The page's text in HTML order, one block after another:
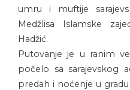
umru i muftije
Medžlisa Islamske
Hadžić.
Putovanje je u ranim
počelo sa sarajevskog
predah i noćenje u